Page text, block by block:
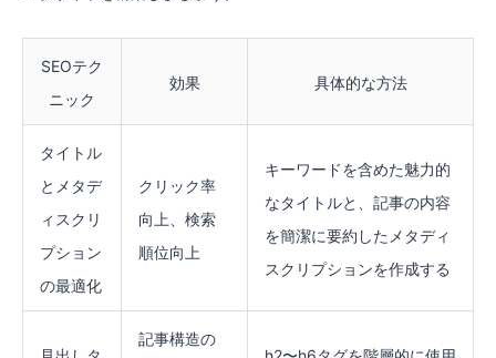
SEOテク
ニック
効果 具体的な方法
タイトル
とメタデ
ィスクリ
プション
の最適化
クリック率
向上、検索
順位向上
キーワードを含めた魅力的
なタイトルと、記事の内容
を簡潔に要約したメタディ
スクリプションを作成する
記事構造の